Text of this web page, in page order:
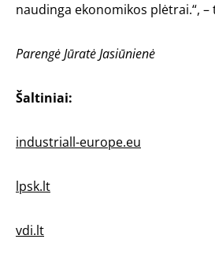
naudinga ekonomikos plėtrai.“, –
Parengė Jūratė Jasiūnienė
Šaltiniai:
industriall-europe.eu
lpsk.lt
vdi.lt